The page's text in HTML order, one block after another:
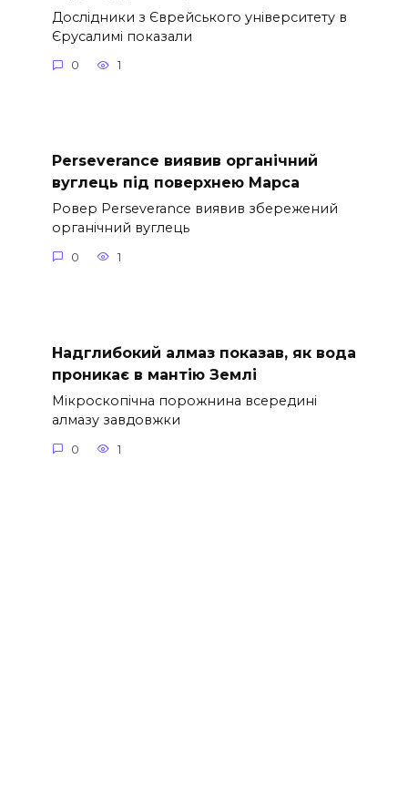
Дослідники з Єврейського університету в
Єрусалимі показали
0 1
Perseverance виявив органічний
вуглець під поверхнею Марса
Ровер Perseverance виявив збережений
органічний вуглець
0 1
Надглибокий алмаз показав, як вода
проникає в мантію Землі
Мікроскопічна порожнина всередині
алмазу завдовжки
0 1